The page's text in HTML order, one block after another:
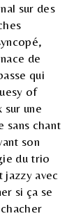
sur des
de
qui
of
une
sans chant
son
du trio
avec
si ça se